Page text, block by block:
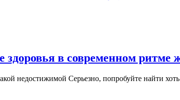
здоровья в современном ритме
недостижимой Серьезно, попробуйте найти